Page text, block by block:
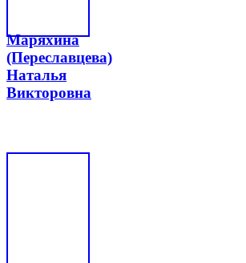
Маряхина
(Переславцева)
Наталья
Викторовна